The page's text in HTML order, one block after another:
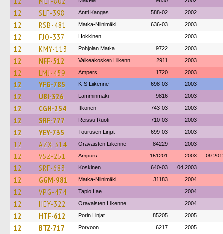
12 SLF-398 Antti Kangas 588-02 2002
12 RSB-481 Matka-Niinimäki 636-03 2003
12 FJO-337 Hokkinen 2003
12 KMY-113 Pohjolan Matka 9722 2003
12 NFF-512 Valkeakosken Liikenn 2911 2003
12 LMJ-459 Ampers 1720 2003
12 YFG-785 K-S Liikenne 698-03 2003
12 UBI-326 Lamminmäki 9816 2003
12 CGH-254 Itkonen 743-03 2003
12 SRF-777 Reissu Ruoti 710-03 2003
12 YEY-735 Tourusen Linjat 699-03 2003
12 AZX-314 Oravaisten Liikenne 84229 2003
12 VSZ-251 Ampers 151201 2003
12 SRF-683 Koskinen 640-03 04.2003
12 GGM-981 Matka-Niinimäki 31183 2004
12 VPG-474 Tapio Lae 2004
12 HEY-322 Oravaisten Liikenne 2004
12 HTF-612 Porin Linjat 85205 2005
12 BTZ-717 Porvoon 6217 2005